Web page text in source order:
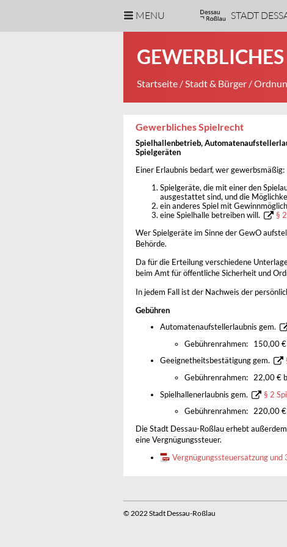
MENU STADT
Startseite /Stadt & Bürger /
Gewerbliches Spielrecht
Spielhallenbetrieb,
Spielgeräten
Einer Erlaubnis bedarf, wer gewerbsmäßig:
Spielgeräte, die mit einer den
ausgestattet sind, und die
ein anderes Spiel mit
eine Spielhalle betreiben will.
§
Wer Spielgeräte im Sinne der GewO
Behörde.
Da für die Erteilung verschiedene
beim Amt für öffentliche Sicherheit und
In jedem Fall ist der Nachweis der
Gebühren
Automatenaufstellerlaubnis gem.
Gebührenrahmen: 150,00
Geeignetheitsbestätigung gem.
Gebührenrahmen: 22,00 €
Spielhallenerlaubnis gem.
§ 2
Gebührenrahmen: 220,00
Die Stadt Dessau-Roßlau erhebt
eine Vergnügungssteuer.
Vergnügungssteuersatzung
© 2022 Stadt Dessau-Roßlau